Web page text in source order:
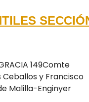
149Comte
y Francisco
Malilla-Enginyer